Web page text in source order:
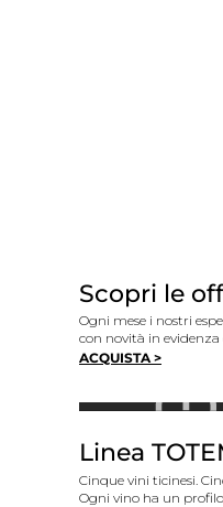
Scopri le
Ogni mese i nostri
con novità in evidenza
ACQUISTA >
Linea
Cinque vini ticinesi.
Ogni vino ha un profilo